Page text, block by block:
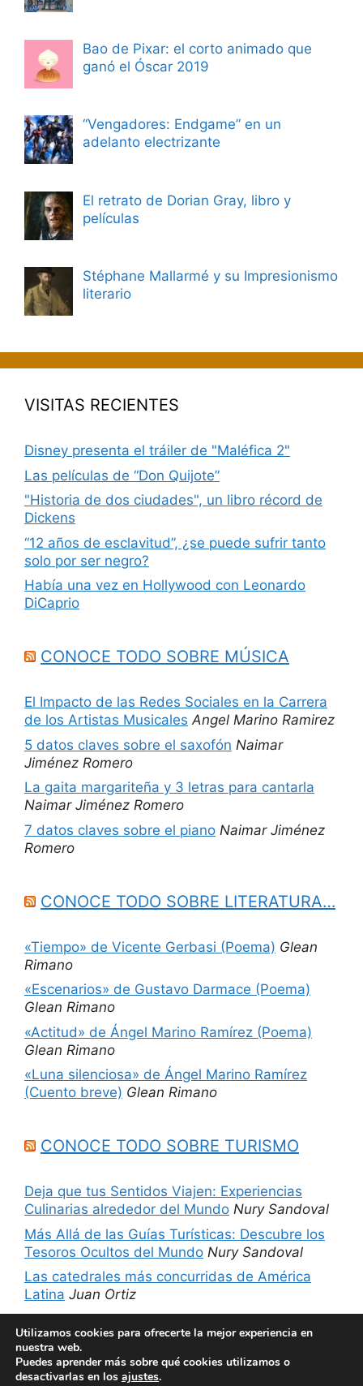
Bao de Pixar: el corto animado que
ganó el Óscar 2019
“Vengadores: Endgame” en un
adelanto electrizante
El retrato de Dorian Gray, libro y
películas
Stéphane Mallarmé y su Impresionismo
literario
VISITAS RECIENTES
Disney presenta el tráiler de "Maléfica 2"
Las películas de “Don Quijote”
"Historia de dos ciudades", un libro récord de
Dickens
“12 años de esclavitud”, ¿se puede sufrir tanto
solo por ser negro?
Había una vez en Hollywood con Leonardo
DiCaprio
CONOCE TODO SOBRE MÚSICA
El Impacto de las Redes Sociales en la Carrera
de los Artistas Musicales Angel Marino Ramirez
5 datos claves sobre el saxofón Naimar
Jiménez Romero
La gaita margariteña y 3 letras para cantarla
Naimar Jiménez Romero
7 datos claves sobre el piano Naimar Jiménez
Romero
CONOCE TODO SOBRE LITERATURA…
«Tiempo» de Vicente Gerbasi (Poema) Glean
Rimano
«Escenarios» de Gustavo Darmace (Poema)
Glean Rimano
«Actitud» de Ángel Marino Ramírez (Poema)
Glean Rimano
«Luna silenciosa» de Ángel Marino Ramírez
(Cuento breve) Glean Rimano
CONOCE TODO SOBRE TURISMO
Deja que tus Sentidos Viajen: Experiencias
Culinarias alrededor del Mundo Nury Sandoval
Más Allá de las Guías Turísticas: Descubre los
Tesoros Ocultos del Mundo Nury Sandoval
Las catedrales más concurridas de América
Latina Juan Ortiz
5 sitios imperdibles de Chicago, Estados
Unidos Nury Sandoval
Utilizamos cookies para ofrecerte la mejor experiencia en
nuestra web.
Puedes aprender más sobre qué cookies utilizamos o
desactivarlas en los ajustes.